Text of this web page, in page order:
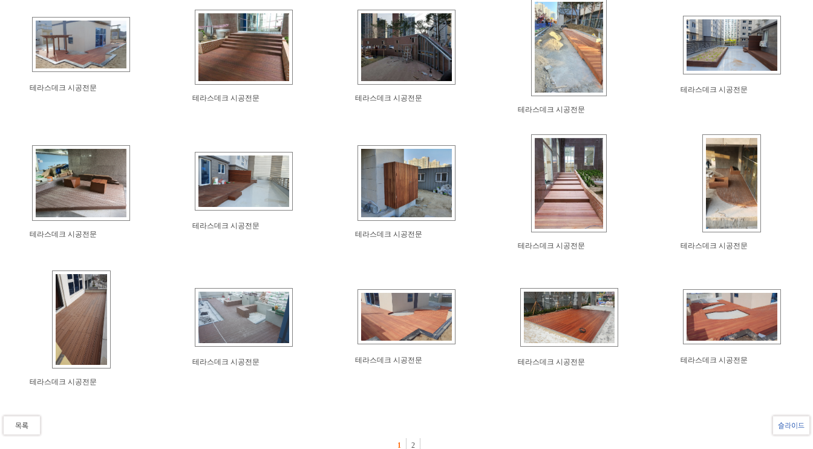
테라스데크 시공전문
테라스데크 시공전문
테라스데크 시공전문
테라스데크 시공전문
테라스데크 시공전문
테라스데크 시공전문
테라스데크 시공전문
테라스데크 시공전문
테라스데크 시공전문
테라스데크 시공전문
테라스데크 시공전문
테라스데크 시공전문 테라스데크 시공전문 테라스데크 시공전문 테라스데크 시공전문
1 2